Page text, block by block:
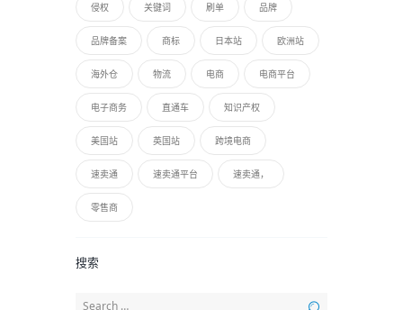
侵权 关键词 刷单 品牌
品牌备案 商标 日本站 欧洲站
海外仓 物流 电商 电商平台
电子商务 直通车 知识产权
美国站 英国站 跨境电商
速卖通 速卖通平台 速卖通，
零售商
搜索